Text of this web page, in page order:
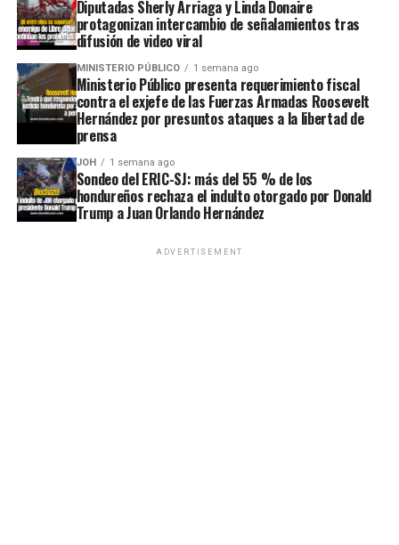
Diputadas Sherly Arriaga y Linda Donaire
protagonizan intercambio de señalamientos tras
difusión de video viral
MINISTERIO PÚBLICO 1 semana ago
Ministerio Público presenta requerimiento fiscal
contra el exjefe de las Fuerzas Armadas Roosevelt
Hernández por presuntos ataques a la libertad de
prensa
JOH 1 semana ago
Sondeo del ERIC-SJ: más del 55 % de los
hondureños rechaza el indulto otorgado por Donald
Trump a Juan Orlando Hernández
ADVERTISEMENT